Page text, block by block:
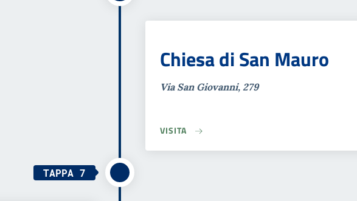
Chiesa di San Mauro
Via San Giovanni, 279
VISITA
TAPPA 7